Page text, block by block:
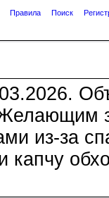
Правила Поиск
из-за
капчу